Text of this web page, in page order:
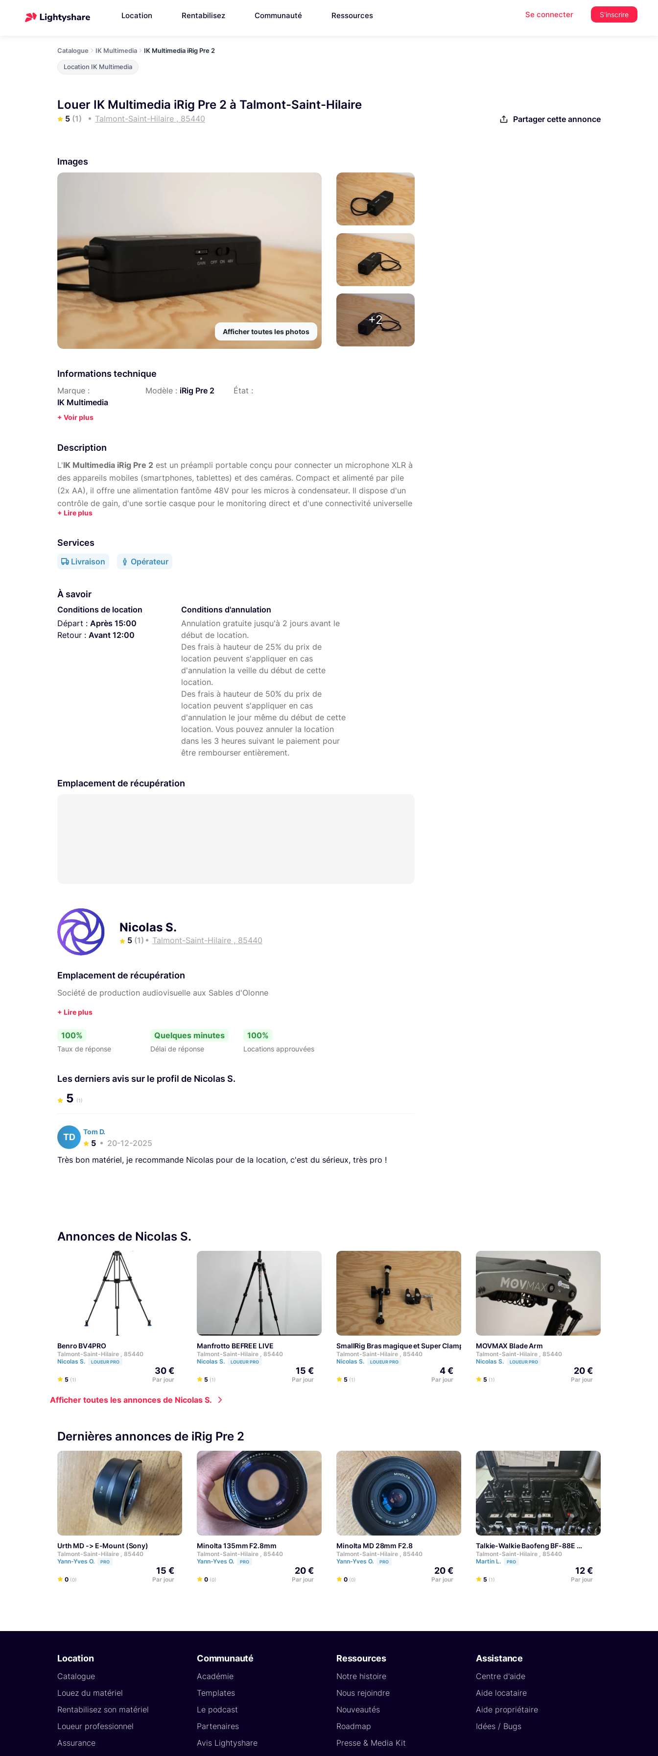
Location Rentabilisez Communauté Ressources Se connecter S'inscrire
Catalogue IK Multimedia IK Multimedia iRig Pre 2
Location IK Multimedia
Louer IK Multimedia iRig Pre 2 à Talmont-Saint-Hilaire
5 (1) Talmont-Saint-Hilaire , 85440 Partager cette annonce
Images
Afficher toutes les photos
+2
Informations technique
Marque :
IK Multimedia
Modèle : iRig Pre 2 État :
+ Voir plus
Description
L'IK Multimedia iRig Pre 2 est un préampli portable conçu pour connecter un microphone XLR à
des appareils mobiles (smartphones, tablettes) et des caméras. Compact et alimenté par pile
(2x AA), il offre une alimentation fantôme 48V pour les micros à condensateur. Il dispose d'un
contrôle de gain, d'une sortie casque pour le monitoring direct et d'une connectivité universelle
via une sortie TRRS 3,5 mm. Idéal pour les créateurs de contenu, podcasteurs et musiciens, il
Services
Livraison Opérateur
À savoir
Conditions de location
Départ : Après 15:00
Retour : Avant 12:00
Conditions d'annulation
Annulation gratuite jusqu'à 2 jours avant le
début de location.
Des frais à hauteur de 25% du prix de
location peuvent s'appliquer en cas
d'annulation la veille du début de cette
location.
Des frais à hauteur de 50% du prix de
location peuvent s'appliquer en cas
d'annulation le jour même du début de cette
location. Vous pouvez annuler la location
dans les 3 heures suivant le paiement pour
être rembourser entièrement.
Emplacement de récupération
Nicolas S.
5 (1) Talmont-Saint-Hilaire , 85440
Emplacement de récupération
Société de production audiovisuelle aux Sables d'Olonne
100%
Taux de réponse
Quelques minutes
Délai de réponse
100%
Locations approuvées
Les derniers avis sur le profil de Nicolas S.
5 (1)
TD
Tom D.
5
20-12-2025
Très bon matériel, je recommande Nicolas pour de la location, c'est du sérieux, très pro !
Annonces de Nicolas S.
Benro BV4PRO
Talmont-Saint-Hilaire , 85440
Nicolas S.
LOUEUR PRO
5 (1)
30 €
Par jour
Manfrotto BEFREE LIVE
Talmont-Saint-Hilaire , 85440
Nicolas S.
LOUEUR PRO
5 (1)
15 €
Par jour
SmallRig Bras magique et Super Clamp 2732
Talmont-Saint-Hilaire , 85440
Nicolas S.
LOUEUR PRO
5 (1)
4 €
Par jour
MOVMAX Blade Arm
Talmont-Saint-Hilaire , 85440
Nicolas S.
LOUEUR PRO
5 (1)
20 €
Par jour
Afficher toutes les annonces de Nicolas S.
Dernières annonces de iRig Pre 2
Urth MD -> E-Mount (Sony)
Talmont-Saint-Hilaire , 85440
Yann-Yves O.
PRO
0 (0)
15 €
Par jour
Minolta 135mm F2.8mm
Talmont-Saint-Hilaire , 85440
Yann-Yves O.
PRO
0 (0)
20 €
Par jour
Minolta MD 28mm F2.8
Talmont-Saint-Hilaire , 85440
Yann-Yves O.
PRO
0 (0)
20 €
Par jour
Talkie-Walkie Baofeng BF-88E
Talmont-Saint-Hilaire , 85440
Martin L.
PRO
5 (1)
12 €
Par jour
Location
Catalogue
Louez du matériel
Rentabilisez son matériel
Loueur professionnel
Assurance
Communauté
Académie
Templates
Le podcast
Partenaires
Avis Lightyshare
Ressources
Notre histoire
Nous rejoindre
Nouveautés
Roadmap
Presse & Media Kit
Assistance
Centre d'aide
Aide locataire
Aide propriétaire
Idées / Bugs